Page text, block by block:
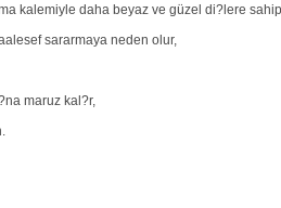
kalemiyle daha beyaz ve güzel di?lere
sararmaya neden olur,
maruz kal?r,